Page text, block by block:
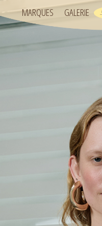
MARQUES GALERIE